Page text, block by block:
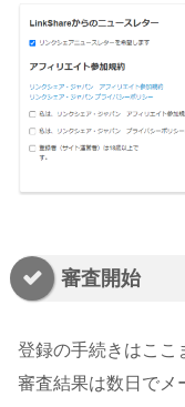
審査開始
登録の手続きはここ
審査結果は数日でメ